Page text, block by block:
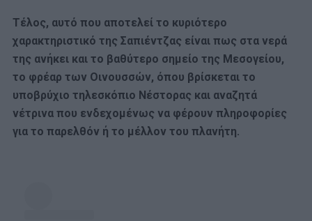
Τέλος, αυτό που αποτελεί το κυριότερο
χαρακτηριστικό της Σαπιέντζας είναι πως στα νερά
της ανήκει και το βαθύτερο σημείο της Μεσογείου,
το φρέαρ των Οινουσσών, όπου βρίσκεται το
υποβρύχιο τηλεσκόπιο Νέστορας και αναζητά
νέτρινα που ενδεχομένως να φέρουν πληροφορίες
για το παρελθόν ή το μέλλον του πλανήτη.